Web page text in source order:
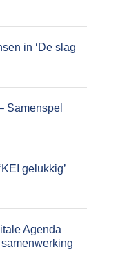
in ‘De slag
Samenspel
gelukkig’
Agenda